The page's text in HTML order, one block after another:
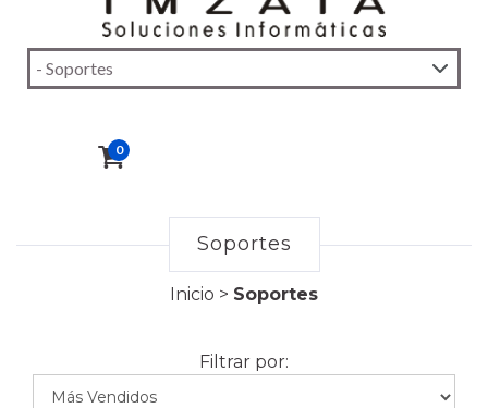
0
Soportes
Inicio > Soportes
Filtrar por: